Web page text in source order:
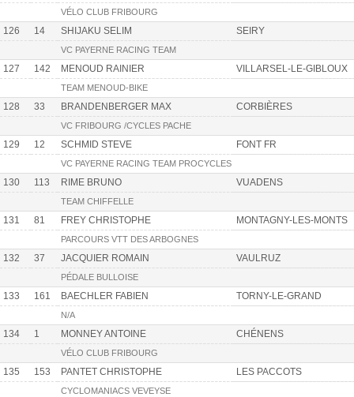
VÉLO CLUB FRIBOURG
126 14 SHIJAKU SELIM SEIRY
VC PAYERNE RACING TEAM
127 142 MENOUD RAINIER VILLARSEL-LE-GIBLOUX
TEAM MENOUD-BIKE
128 33 BRANDENBERGER MAX CORBIÈRES
VC FRIBOURG /CYCLES PACHE
129 12 SCHMID STEVE FONT FR
VC PAYERNE RACING TEAM PROCYCLES
130 113 RIME BRUNO VUADENS
TEAM CHIFFELLE
131 81 FREY CHRISTOPHE MONTAGNY-LES-MONTS
PARCOURS VTT DES ARBOGNES
132 37 JACQUIER ROMAIN VAULRUZ
PÉDALE BULLOISE
133 161 BAECHLER FABIEN TORNY-LE-GRAND
N/A
134 1 MONNEY ANTOINE CHÉNENS
VÉLO CLUB FRIBOURG
135 153 PANTET CHRISTOPHE LES PACCOTS
CYCLOMANIACS VEVEYSE